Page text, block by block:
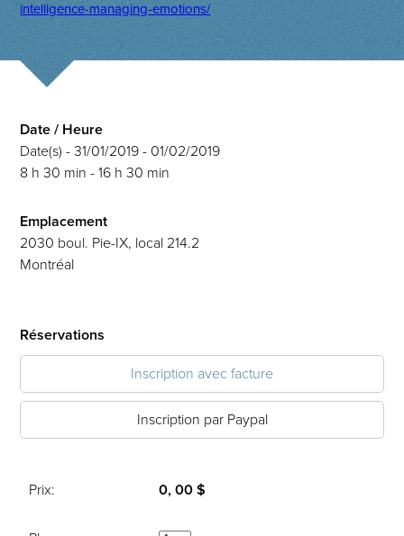
intelligence-managing-emotions/
Date / Heure
Date(s) - 31/01/2019 - 01/02/2019
8 h 30 min - 16 h 30 min
Emplacement
2030 boul. Pie-IX, local 214.2
Montréal
Réservations
Inscription avec facture
Inscription par Paypal
Prix: 0, 00 $